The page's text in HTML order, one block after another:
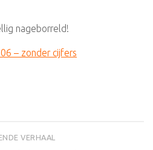
nageborreld!
– zonder cijfers
VERHAAL